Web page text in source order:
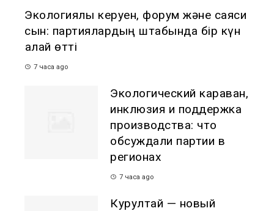
Экологиялық керуен, форум және саяси
сын: партиялардың штабында бір күн
қалай өтті
7 часа ago
Экологический караван,
инклюзия и поддержка
производства: что
обсуждали партии в
регионах
7 часа ago
Курултай — новый